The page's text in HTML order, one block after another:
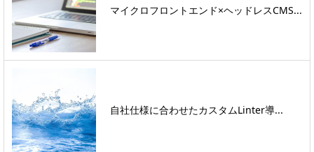
マイクロフロントエンド×ヘッドレスCMS...
自社仕様に合わせたカスタムLinter導...